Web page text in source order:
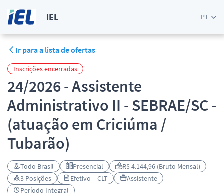
IEL PT
Ir para a lista de ofertas
Inscrições encerradas
24/2026 - Assistente
Administrativo II - SEBRAE/SC -
(atuação em Criciúma /
Tubarão)
Todo Brasil Presencial
R$ 4.144,96 (Bruto Mensal)
3 Posições
Efetivo – CLT
Assistente
Período Integral